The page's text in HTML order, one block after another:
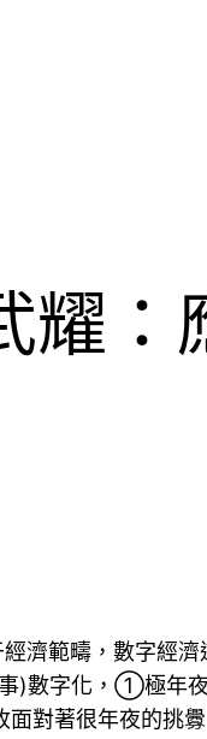
耀：
濟範疇，數字經
)數字化，①極年
對著很年夜的挑